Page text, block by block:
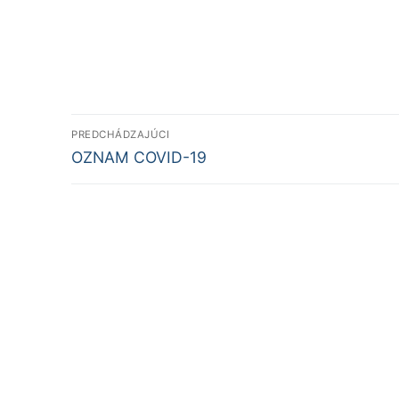
Mgr.
Navigácia
v
PREDCHÁDZAJÚCI
Predchádzajúci
OZNAM COVID-19